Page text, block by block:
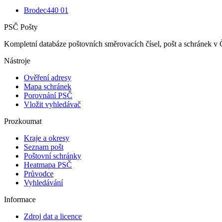
Brodec440 01
PSČ Pošty
Kompletní databáze poštovních směrovacích čísel, pošt a schránek v
Nástroje
Ověření adresy
Mapa schránek
Porovnání PSČ
Vložit vyhledávač
Prozkoumat
Kraje a okresy
Seznam pošt
Poštovní schránky
Heatmapa PSČ
Průvodce
Vyhledávání
Informace
Zdroj dat a licence